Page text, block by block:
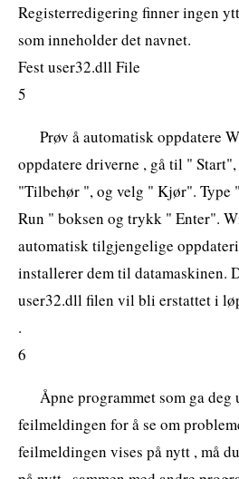
Registerredigering finner ingen
som inneholder det navnet.
Fest user32.dll File
5
Prøv å automatisk oppdatere
oppdatere driverne , gå til "
"Tilbehør ", og velg " Kjør". Type
Run " boksen og trykk " Enter".
automatisk tilgjengelige
installerer dem til datamaskinen.
user32.dll filen vil bli erstattet i
.
6
Åpne programmet som ga deg
feilmeldingen for å se om
feilmeldingen vises på nytt , må